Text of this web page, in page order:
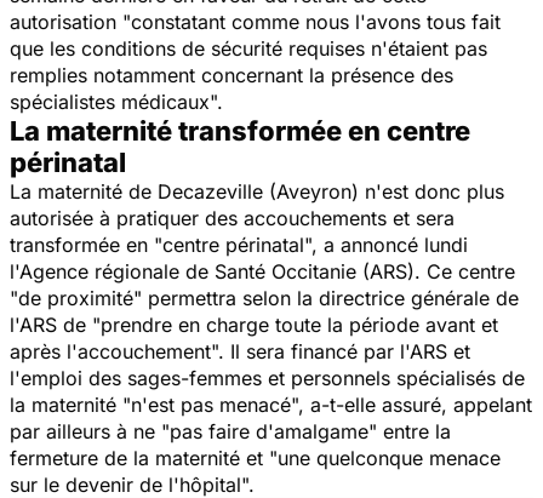
autorisation "constatant comme nous l'avons tous fait
que les conditions de sécurité requises n'étaient pas
remplies notamment concernant la présence des
spécialistes médicaux".
La maternité transformée en centre
périnatal
La maternité de Decazeville (Aveyron) n'est donc plus
autorisée à pratiquer des accouchements et sera
transformée en "centre périnatal", a annoncé lundi
l'Agence régionale de Santé Occitanie (ARS). Ce centre
"de proximité" permettra selon la directrice générale de
l'ARS de "prendre en charge toute la période avant et
après l'accouchement". Il sera financé par l'ARS et
l'emploi des sages-femmes et personnels spécialisés de
la maternité "n'est pas menacé", a-t-elle assuré, appelant
par ailleurs à ne "pas faire d'amalgame" entre la
fermeture de la maternité et "une quelconque menace
sur le devenir de l'hôpital".